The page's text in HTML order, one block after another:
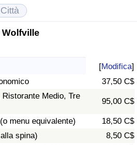
[Modifica]
37,50 C$
Medio, Tre
95,00 C$
menu equivalente)
18,50 C$
spina)
8,50 C$
Vita (corrente)
Vita
Vita per Nazione
Case (Corrente)
Case
Case per Nazione
Vita
Vita (Corrente)
vita per Paese